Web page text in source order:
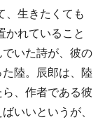
、生きたくても
かれていること
いた詩が、彼の
陸。辰郎は、陸
、作者である彼
いいというが、